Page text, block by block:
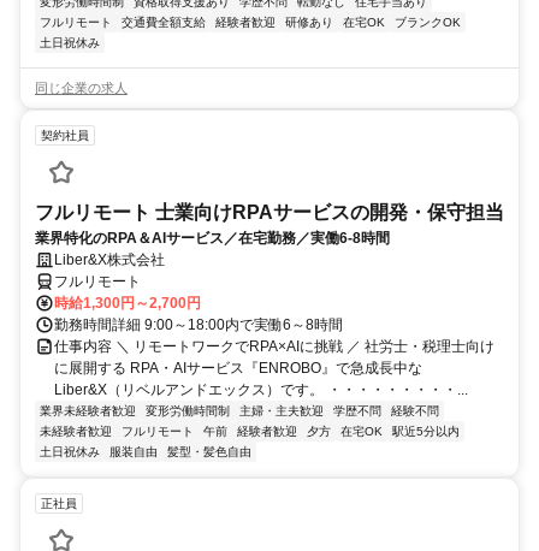
フルリモート
交通費全額支給 経験者歓迎 研修あり 在宅OK
ブランクOK
土日祝休み
同じ企業の求人
契約社員
フルリモート 士業向けRPAサービスの開発・保守担当
業界特化のRPA＆AIサービス／在宅勤務／実働6-8時間
Liber&X株式会社
フルリモート
時給1,300円～2,700円
勤務時間詳細 9:00～18:00内で実働6～8時間
仕事内容 ＼ リモートワークでRPA×AIに挑戦 ／ 社労士・税理士向け
に展開する RPA・AIサービス『ENROBO』で急成長中な
Liber&X（リベルアンドエックス）です。 ・・・・・・・・・...
業界未経験者歓迎 変形労働時間制 主婦・主夫歓迎 学歴不問
経験不問
未経験者歓迎
フルリモート 午前 経験者歓迎 夕方 在宅OK
駅近5分以内
土日祝休み
服装自由 髪型・髪色自由
正社員